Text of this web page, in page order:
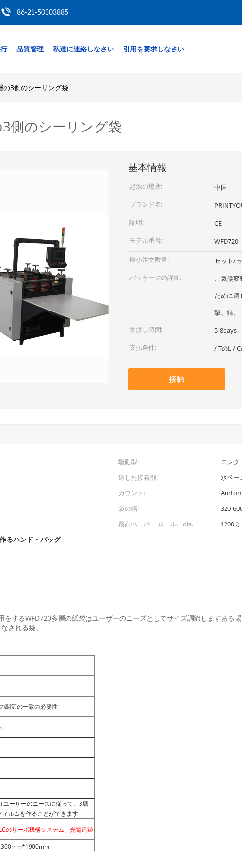
86-21-50303885
品質管理 私達に連絡しなさい 引用を要求しなさい
の3側のシーリング袋
側のシーリング袋
基本情報
起源の場所:
中国
ブランド名:
証明:
CE
モデル番号:
WFD720
最小注文数量:
セット/
パッケージの詳細:
、気候変
ために適
撃、錆。
受渡し時間:
5-8days
支払条件:
/ TのL /
接触
駆動型:
エレク
適した接着剤:
水ベー
カウント:
袋の幅:
320-
最高ペーパー ロール。dia.:
1200
るハンド・バッグ
するWFD720多層の紙袋はユーザーのニーズとしてサイズ調節しますある
される袋。
調節の一致の必要性
ユーザーのニーズに従って、3層
ルムを作ることができます
のサーボ機構システム、光電追跡